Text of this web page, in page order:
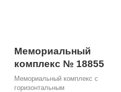
Мемориальный
комплекс № 18855
Мемориальный комплекс с
горизонтальным